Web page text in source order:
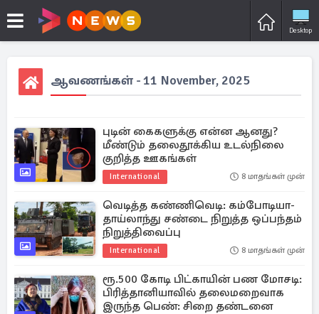
Desktop
ஆவணங்கள் - 11 November, 2025
புடின் கைகளுக்கு என்ன ஆனது?
மீண்டும் தலைதூக்கிய உடல்நிலை
குறித்த ஊகங்கள்
International 8 மாதங்கள் முன்
வெடித்த கண்ணிவெடி: கம்போடியா-
தாய்லாந்து சண்டை நிறுத்த ஒப்பந்தம்
நிறுத்திவைப்பு
International 8 மாதங்கள் முன்
ரூ.500 கோடி பிட்காயின் பண மோசடி:
பிரித்தானியாவில் தலைமறைவாக
இருந்த பெண்: சிறை தண்டனை